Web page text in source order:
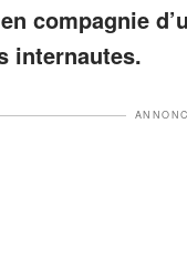
compagnie
internautes.